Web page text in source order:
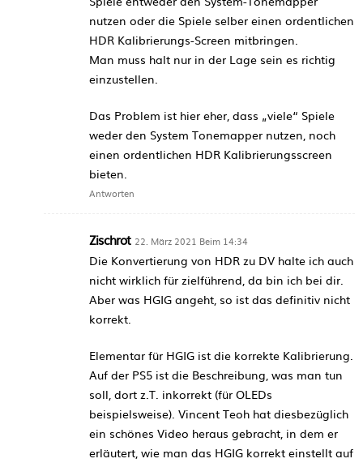
nutzen oder die Spiele selber einen ordentlichen
HDR Kalibrierungs-Screen mitbringen.
Man muss halt nur in der Lage sein es richtig
einzustellen.
Das Problem ist hier eher, dass „viele“ Spiele
weder den System Tonemapper nutzen, noch
einen ordentlichen HDR Kalibrierungsscreen
bieten.
Antworten
Zischrot 22. März 2021 Beim 14:34
Die Konvertierung von HDR zu DV halte ich auch
nicht wirklich für zielführend, da bin ich bei dir.
Aber was HGIG angeht, so ist das definitiv nicht
korrekt.
Elementar für HGIG ist die korrekte Kalibrierung.
Auf der PS5 ist die Beschreibung, was man tun
soll, dort z.T. inkorrekt (für OLEDs
beispielsweise). Vincent Teoh hat diesbezüglich
ein schönes Video heraus gebracht, in dem er
erläutert, wie man das HGIG korrekt einstellt auf